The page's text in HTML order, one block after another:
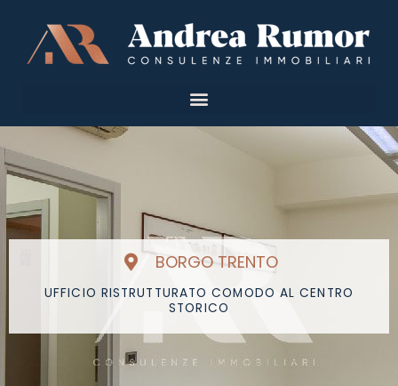
contenuto
BORGO TRENTO
UFFICIO RISTRUTTURATO COMODO AL CENTRO
STORICO